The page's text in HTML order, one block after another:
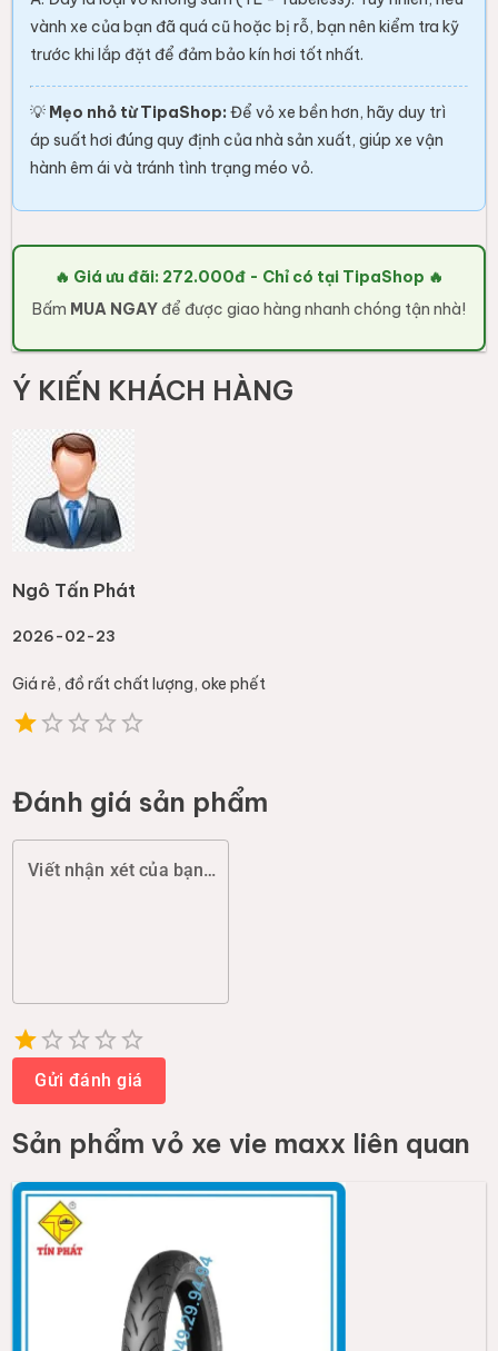
vành xe của bạn đã quá cũ hoặc bị rỗ, bạn nên kiểm tra kỹ
trước khi lắp đặt để đảm bảo kín hơi tốt nhất.
💡 Mẹo nhỏ từ TipaShop: Để vỏ xe bền hơn, hãy duy trì
áp suất hơi đúng quy định của nhà sản xuất, giúp xe vận
hành êm ái và tránh tình trạng méo vỏ.
🔥 Giá ưu đãi: 272.000đ - Chỉ có tại TipaShop 🔥
Bấm MUA NGAY để được giao hàng nhanh chóng tận nhà!
Ý KIẾN KHÁCH HÀNG
Ngô Tấn Phát
2026-02-23
Giá rẻ, đồ rất chất lượng, oke phết
Đánh giá sản phẩm
Viết nhận xét của bạn (chất lượng, đóng gói, giao hàng...)
1 Star
2 Stars
3 Stars
4 Stars
5 Stars
Gửi đánh giá
Sản phẩm vỏ xe vie maxx liên quan